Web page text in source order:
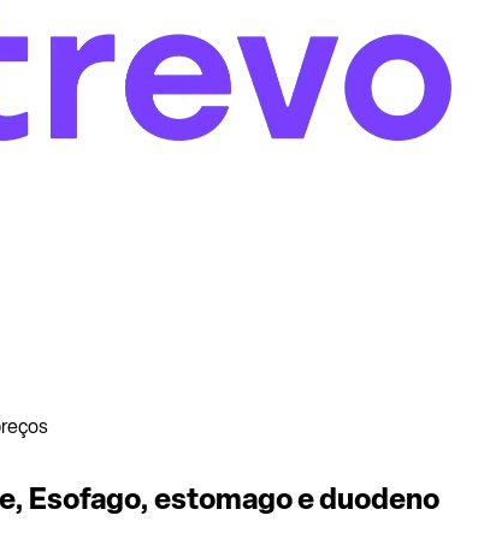
Esofago, estomago e duodeno